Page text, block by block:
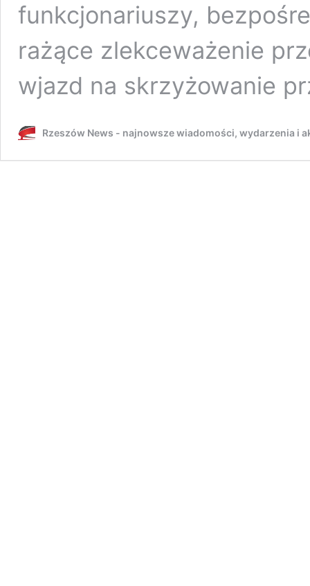
funkcjonariuszy,
rażące zlekceważenie
wjazd na skrzyżowanie
Rzeszów News - najnowsze wiadomości, wydarzenia i